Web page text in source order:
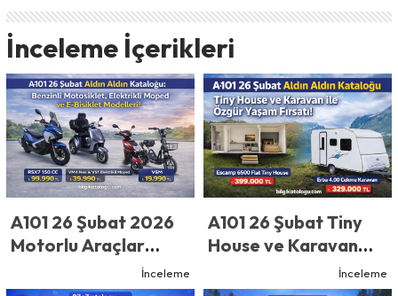
İnceleme İçerikleri
A101 26 Şubat 2026
Motorlu Araçlar
Kataloğu: Benzinli
Motosiklet, Elektrikli
İnceleme
A101 26 Şubat Tiny
House ve Karavan
Kataloğu: Tiny House
ve Karavan ile Özgür
İnceleme